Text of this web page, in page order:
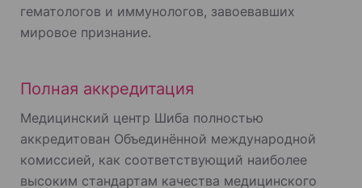
гематологов и иммунологов, завоевавших
мировое признание.
Полная аккредитация
Медицинский центр Шиба полностью
аккредитован Объединённой международной
комиссией, как соответствующий наиболее
высоким стандартам качества медицинского